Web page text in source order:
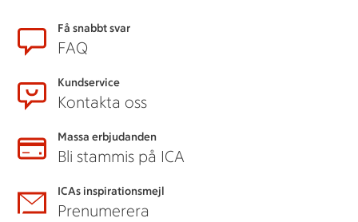
SidfotFå snabbt svar
FAQ
Kundservice
Kontakta oss
Massa erbjudanden
Bli stammis på ICA
ICAs inspirationsmejl
Prenumerera